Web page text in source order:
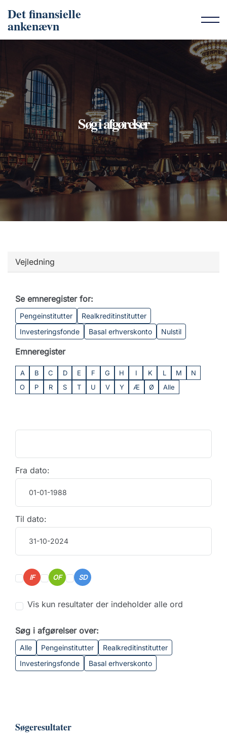
Det finansielle
ankenævn
Søg i afgørelser
Vejledning
Se emneregister for:
Pengeinstitutter
Realkreditinstitutter
Investeringsfonde
Basal erhverskonto Nulstil
Emneregister
A B C D E F G H I K L M
N
O
P R S T U V Y Æ Ø Alle
Fra dato:
Til dato:
IF OF SD
Vis kun resultater der indeholder alle ord
Søg i afgørelser over:
Alle Pengeinstitutter
Realkreditinstitutter
Investeringsfonde
Basal erhverskonto
Søgeresultater